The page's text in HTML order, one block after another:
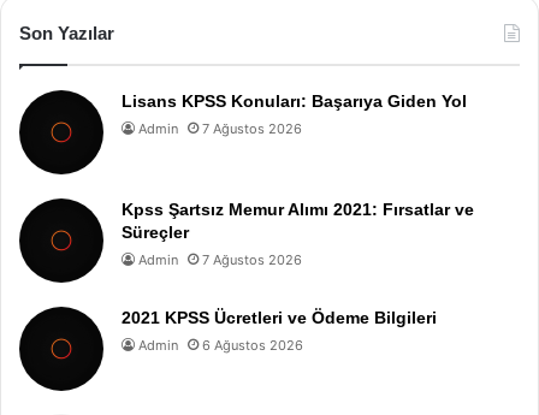
Son Yazılar
Lisans KPSS Konuları: Başarıya Giden Yol
Admin 7 Ağustos 2026
Kpss Şartsız Memur Alımı 2021: Fırsatlar ve
Süreçler
Admin 7 Ağustos 2026
2021 KPSS Ücretleri ve Ödeme Bilgileri
Admin 6 Ağustos 2026